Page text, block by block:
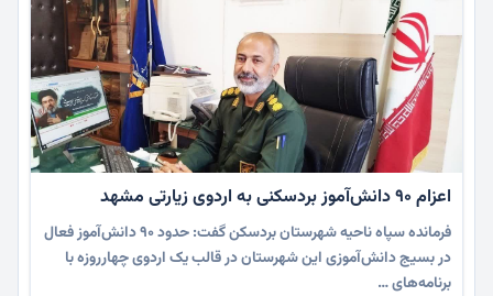
اعزام ۹۰ دانش‌آموز بردسکنی به اردوی زیارتی مشهد
فرمانده سپاه ناحیه شهرستان بردسکن گفت: حدود ۹۰ دانش‌آموز فعال
در بسیج دانش‌آموزی این شهرستان در قالب یک اردوی چهارروزه با
برنامه‌های …